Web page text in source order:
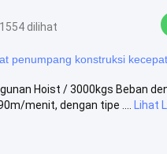
1554 dilihat
penumpang konstruksi
Hoist / 3000kgs Beban
menit, dengan tipe ....
Lihat